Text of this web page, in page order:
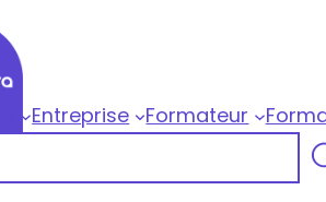
Entreprise Formateur